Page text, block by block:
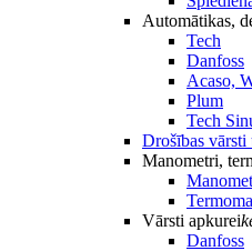
Automātikas,
Tech
Danfoss
Acaso,
Plum
Tech
Drošības vārsti
Manometri,
Vārsti apkurei
Danfoss